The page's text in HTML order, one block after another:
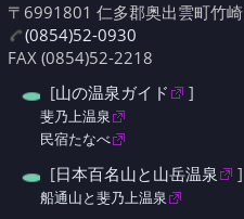
〒6991801 仁多郡奥出雲町竹
(0854)52-0930
FAX (0854)52-2218
[山の温泉ガイド ]
斐乃上温泉
民宿たなべ
[日本百名山と山岳温泉 ]
船通山と斐乃上温泉